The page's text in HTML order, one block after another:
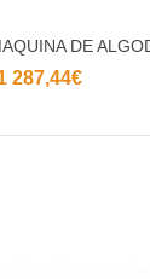
DE
287,44€